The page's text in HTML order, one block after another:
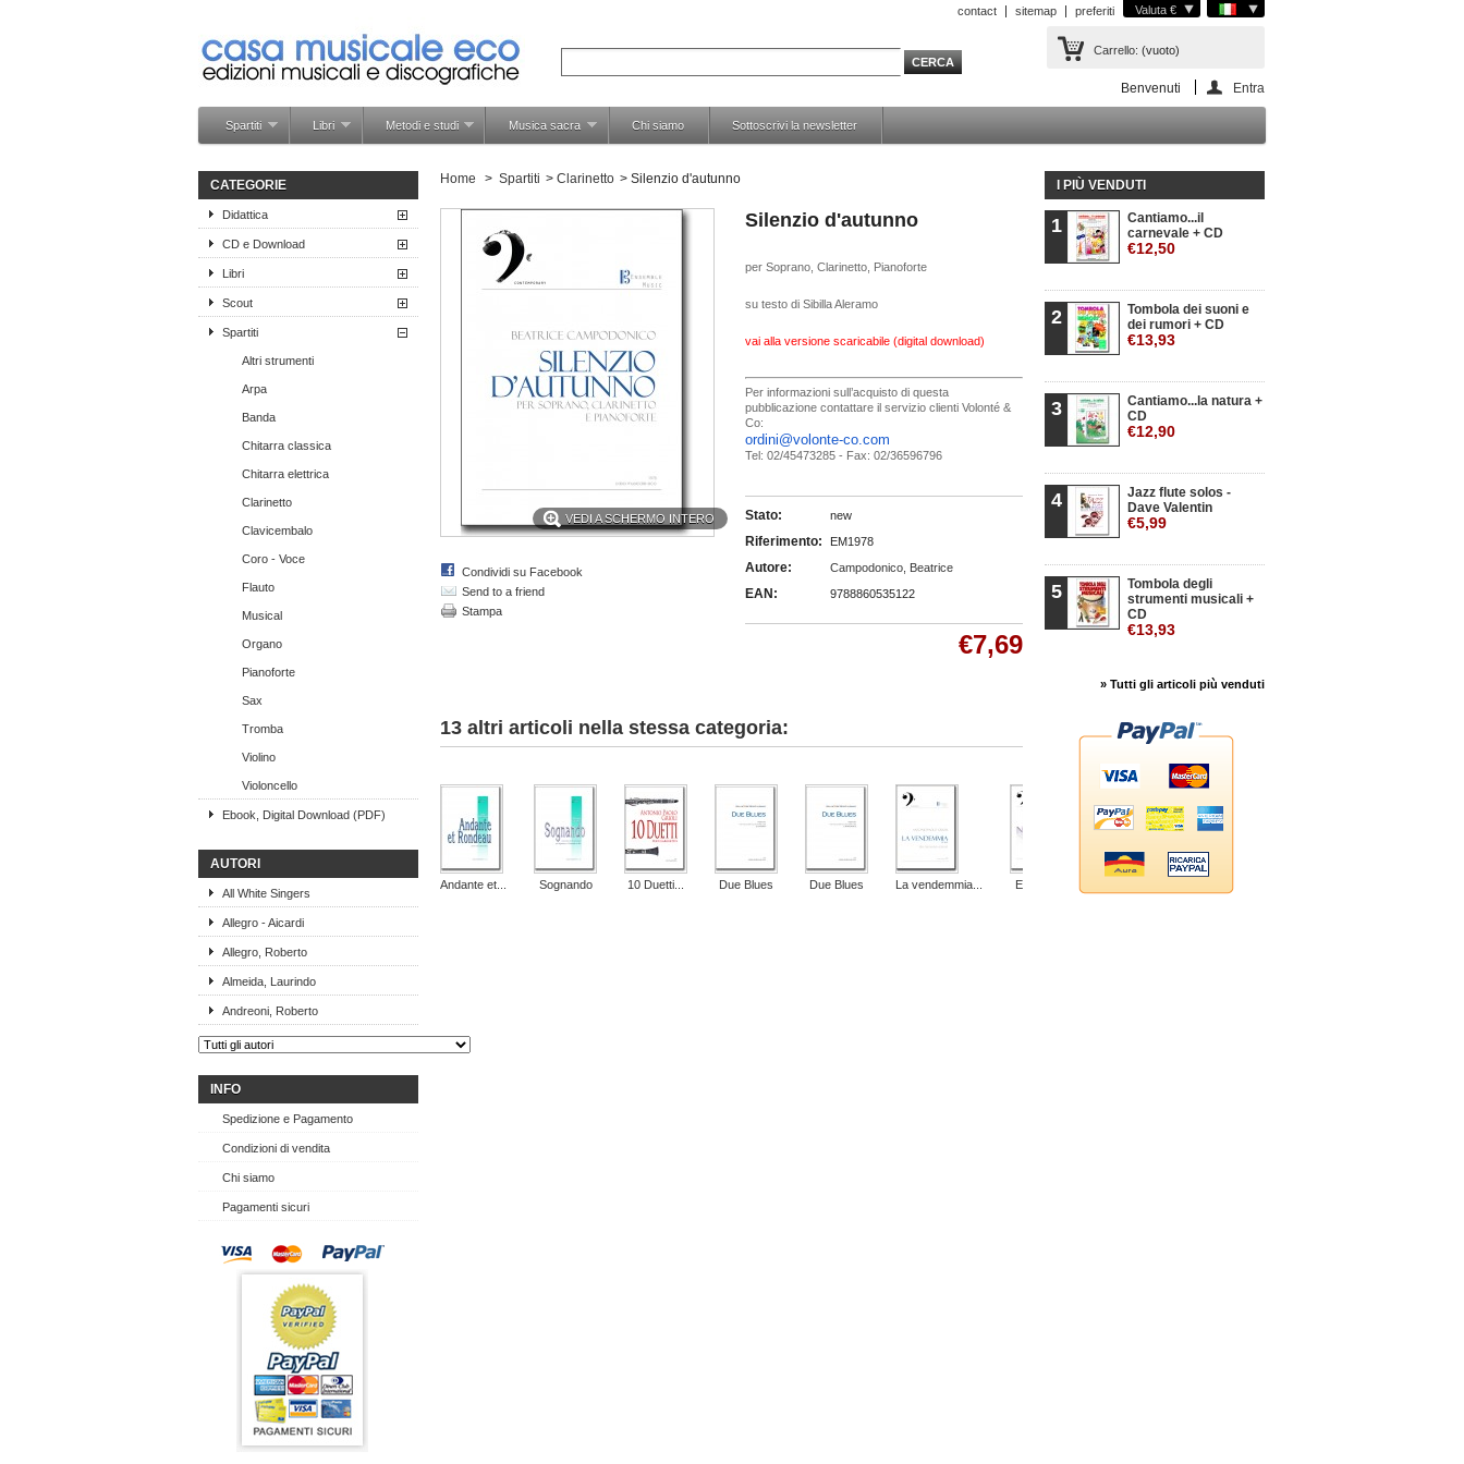
Valuta €
contact sitemap preferiti
Carrello: (vuoto)
Benvenuti Entra
Spartiti Libri Metodi e studi Musica sacra Chi siamo Sottoscrivi la newsletter
CATEGORIE
Didattica
CD e Download
Libri
Scout
Spartiti
Altri strumenti
Arpa
Banda
Chitarra classica
Chitarra elettrica
Clarinetto
Clavicembalo
Coro - Voce
Flauto
Musical
Organo
Pianoforte
Sax
Tromba
Violino
Violoncello
Ebook, Digital Download (PDF)
AUTORI
All White Singers
Allegro - Aicardi
Allegro, Roberto
Almeida, Laurindo
Andreoni, Roberto
INFO
Spedizione e Pagamento
Condizioni di vendita
Chi siamo
Pagamenti sicuri
Home > Spartiti > Clarinetto > Silenzio d'autunno
VEDI A SCHERMO INTERO
Condividi su Facebook
Send to a friend
Stampa
Silenzio d'autunno
per Soprano, Clarinetto, Pianoforte
su testo di Sibilla Aleramo
vai alla versione scaricabile (digital download)
Per informazioni sull’acquisto di questa
pubblicazione contattare il servizio clienti Volonté &
Co:
ordini@volonte-co.com
Tel: 02/45473285 - Fax: 02/36596796
Stato: new
Riferimento: EM1978
Autore: Campodonico, Beatrice
EAN: 9788860535122
€7,69
13 altri articoli nella stessa categoria:
Andante et... Sognando 10 Duetti... Due Blues Due Blues La vendemmia... Esercizi...
I PIÙ VENDUTI
1
Cantiamo...il
carnevale + CD
€12,50
2
Tombola dei suoni e
dei rumori + CD
€13,93
3
Cantiamo...la natura +
CD
€12,90
4
Jazz flute solos -
Dave Valentin
€5,99
5
Tombola degli
strumenti musicali +
CD
€13,93
» Tutti gli articoli più venduti